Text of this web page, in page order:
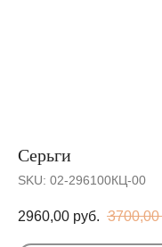
Серьги
SKU: 02-296100КЦ-00
2960,00 руб. 3700,00